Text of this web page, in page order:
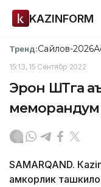
KAZINFORM
Тренд:Сайлов-2026
15:13, 15 Сентябр 2022
Эрон ШҲТга
SAMARQAND.
ҳамкорлик